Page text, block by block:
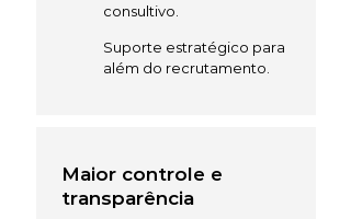
consultivo.
Suporte estratégico para
além do recrutamento.
Maior controle e
transparência